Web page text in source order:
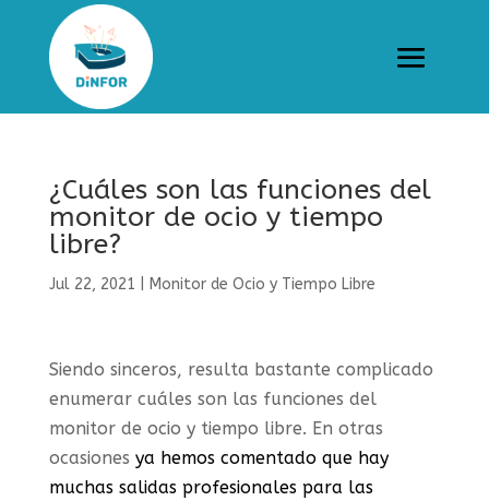
¿Cuáles son las funciones del
monitor de ocio y tiempo
libre?
Jul 22, 2021 Monitor de Ocio y Tiempo Libre
Siendo sinceros, resulta bastante complicado
enumerar cuáles son las funciones del
monitor de ocio y tiempo libre. En otras
ocasiones ya hemos comentado que hay
muchas salidas profesionales para las